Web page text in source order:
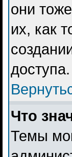
они
их, как
доступа.
Что
Темы